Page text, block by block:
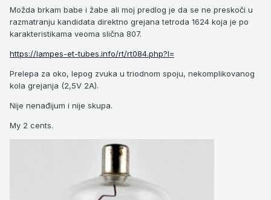
Možda brkam babe i žabe ali moj predlog je da se ne preskoči u
razmatranju kandidata direktno grejana tetroda 1624 koja je po
karakteristikama veoma slična 807.
https://lampes-et-tubes.info/rt/rt084.php?l=
Prelepa za oko, lepog zvuka u triodnom spoju, nekomplikovanog
kola grejanja (2,5V 2A).
Nije nenađijum i nije skupa.
My 2 cents.